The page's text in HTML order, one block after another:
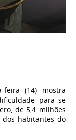
feira (14) mostra
para se
de 5,4 milhões
dos habitantes do